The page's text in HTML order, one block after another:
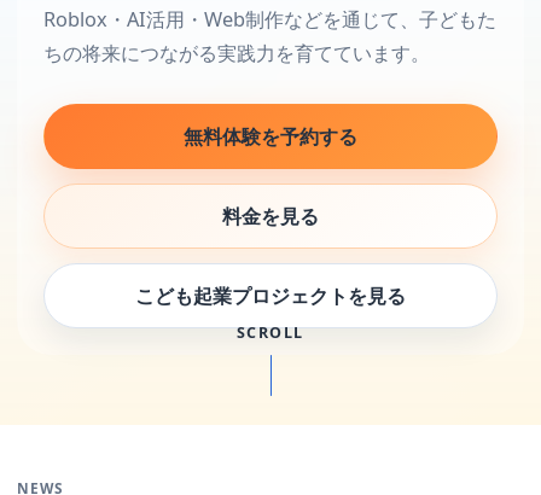
Roblox・AI活用・Web制作などを通じて、子どもた
ちの将来につながる実践力を育てています。
無料体験を予約する
料金を見る
こども起業プロジェクトを見る
SCROLL
NEWS